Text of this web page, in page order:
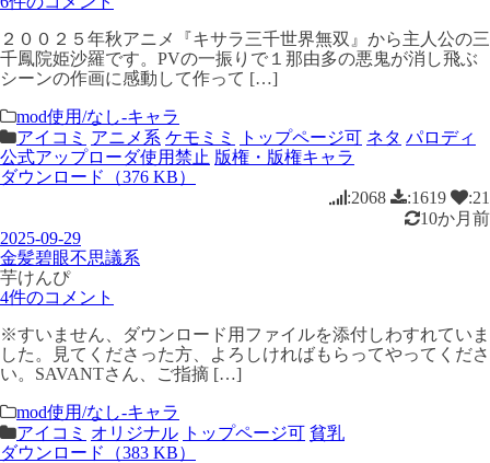
２００２５年秋アニメ『キサラ三千世界無双』から主人公の三
千鳳院姫沙羅です。PVの一振りで１那由多の悪鬼が消し飛ぶ
シーンの作画に感動して作って […]
mod使用/なし-キャラ
アイコミ アニメ系 ケモミミ トップページ可 ネタ パロディ
公式アップローダ使用禁止 版権・版権キャラ
ダウンロード（376 KB）
:2068
:1619
:21
10か月前
2025-09-29
金髪碧眼不思議系
芋けんぴ
4件のコメント
※すいません、ダウンロード用ファイルを添付しわすれていま
した。見てくださった方、よろしければもらってやってくださ
い。SAVANTさん、ご指摘 […]
mod使用/なし-キャラ
アイコミ オリジナル トップページ可 貧乳
ダウンロード（383 KB）